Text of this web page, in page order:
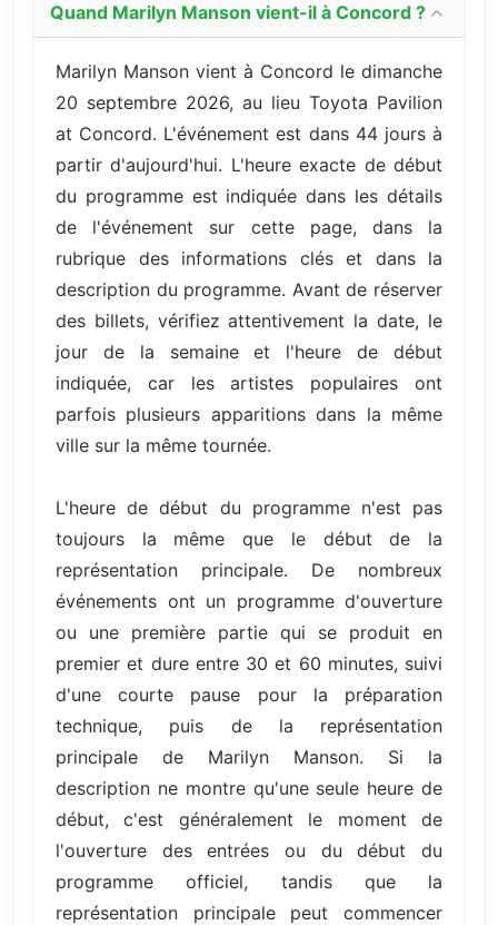
Quand Marilyn Manson vient-il à Concord ?
Marilyn Manson vient à Concord le dimanche
20 septembre 2026, au lieu Toyota Pavilion
at Concord. L'événement est dans 44 jours à
partir d'aujourd'hui. L'heure exacte de début
du programme est indiquée dans les détails
de l'événement sur cette page, dans la
rubrique des informations clés et dans la
description du programme. Avant de réserver
des billets, vérifiez attentivement la date, le
jour de la semaine et l'heure de début
indiquée, car les artistes populaires ont
parfois plusieurs apparitions dans la même
ville sur la même tournée.
L'heure de début du programme n'est pas
toujours la même que le début de la
représentation principale. De nombreux
événements ont un programme d'ouverture
ou une première partie qui se produit en
premier et dure entre 30 et 60 minutes, suivi
d'une courte pause pour la préparation
technique, puis de la représentation
principale de Marilyn Manson. Si la
description ne montre qu'une seule heure de
début, c'est généralement le moment de
l'ouverture des entrées ou du début du
programme officiel, tandis que la
représentation principale peut commencer